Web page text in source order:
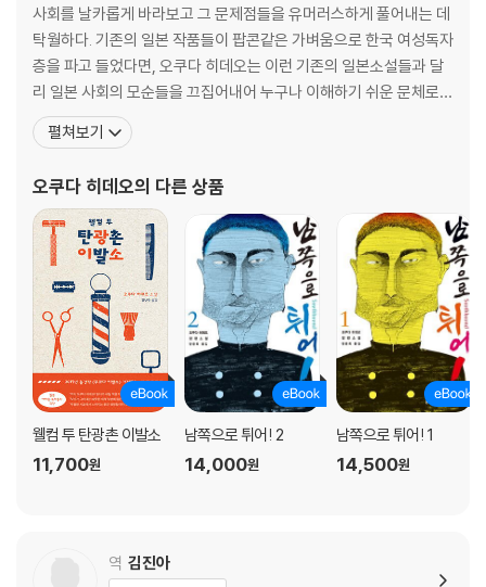
사회를 날카롭게 바라보고 그 문제점들을 유머러스하게 풀어내는 데
탁월하다. 기존의 일본 작품들이 팝콘같은 가벼움으로 한국 여성독자
층을 파고 들었다면, 오쿠다 히데오는 이런 기존의 일본소설들과 달
리 일본 사회의 모순들을 끄집어내어 누구나 이해하기 쉬운 문체로
풀어내고 있다. 독자들은 그의 유머스러운 글솜씨를 좋아하기에 부담
없이 그의 조롱에 담겨 있는 잔혹한 현실에 공감한다. 오쿠다 히데오
다. 오쿠다 히데오는 1959년 일본 기후현 기후시에서
펼쳐보기
오쿠다 히데오의 다른 상품
웰컴 투 탄광촌 이발소
11,700원
남쪽으로 튀어! 2
14,000원
남쪽으로 튀어! 1
14,500원
역 김진아